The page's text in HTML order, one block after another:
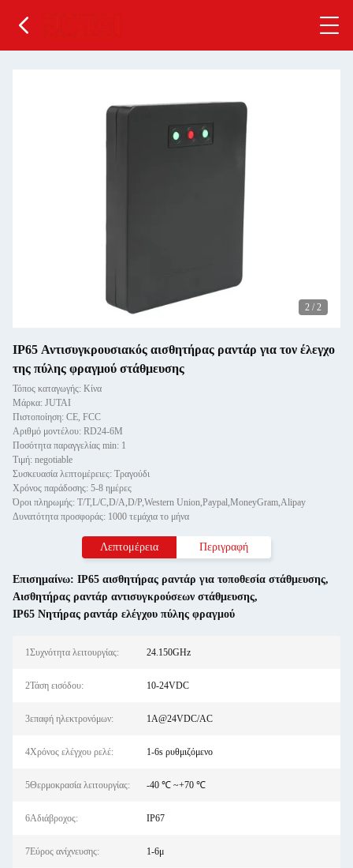
2 / 2
IP65 Αντισυγκρουσιακός αισθητήρας ραντάρ για τον έλεγχο
της πύλης φραγμού στάθμευσης
Τόπος καταγωγής: Κίνα
Μάρκα: JUTAI
Πιστοποίηση: CE, FCC
Αριθμό μοντέλου: RD24-6M
Ποσότητα παραγγελίας min: 1
Τιμή: negotiable
Συσκευασία λεπτομέρειες: Τραγούδι
Χρόνος παράδοσης: 5-8 ημέρες
Όροι πληρωμής: T/T,L/C,D/A,D/P,Western Union,Paypal,MoneyGram,Alipay
Δυνατότητα προσφοράς: 1000 τεμάχια το μήνα
Λεπτομέρεια Περιγραφή
Επισημαίνω: IP65 αισθητήρας ραντάρ για τοποθεσία στάθμευσης,
Αισθητήρας ραντάρ αντισυγκρούσεων στάθμευσης,
IP65 Νητήρας ραντάρ ελέγχου πύλης φραγμού
1Συχνότητα λειτουργίας: 24.150GHz
2Τάση εισόδου: 10-24VDC
3επαφή ηλεκτρονόμων: 1A@24VDC/AC
4Χρόνος ελέγχου ρελέ: 1-6s ρυθμιζόμενο
5Θερμοκρασία λειτουργίας: -40 ℃ ~+70 ℃
6Αδιάβροχος: IP67
7Εύρος ανίχνευσης: 1-6μ